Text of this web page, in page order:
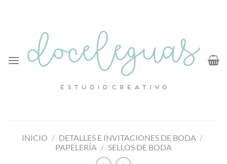
INICIO / DETALLES E INVITACIONES DE BODA /
PAPELERÍA / SELLOS DE BODA